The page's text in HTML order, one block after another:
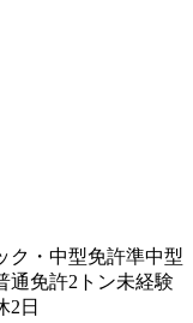
ク・中型免許準中型
通免許2トン未経験
2日